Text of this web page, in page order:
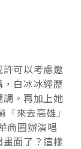
可以考慮邀
白冰冰經歷
。再加上她
來去高雄」
商圈辦演唱
面了？這樣